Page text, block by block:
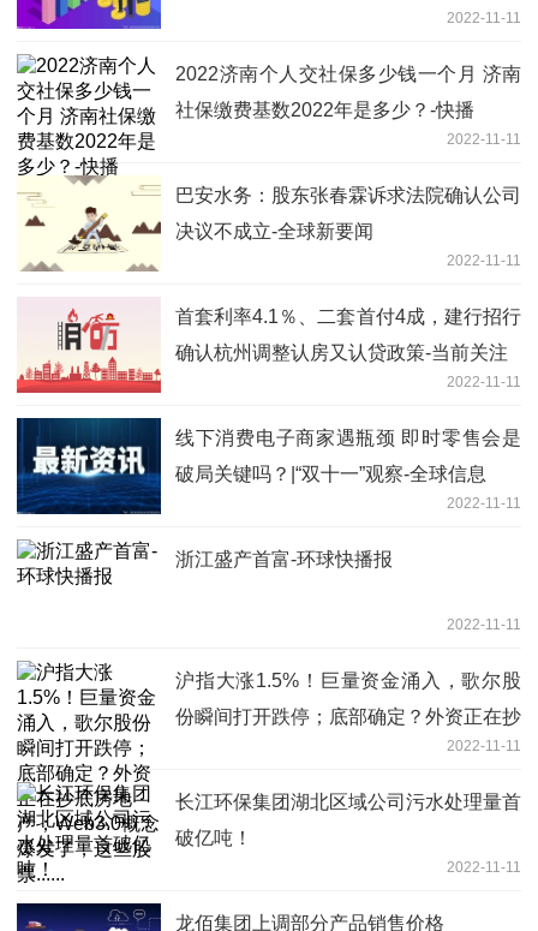
2022-11-11
2022济南个人交社保多少钱一个月 济南
社保缴费基数2022年是多少？-快播
2022-11-11
巴安水务：股东张春霖诉求法院确认公司
决议不成立-全球新要闻
2022-11-11
首套利率4.1％、二套首付4成，建行招行
确认杭州调整认房又认贷政策-当前关注
2022-11-11
线下消费电子商家遇瓶颈 即时零售会是
破局关键吗？|“双十一”观察-全球信息
2022-11-11
浙江盛产首富-环球快播报
2022-11-11
沪指大涨1.5%！巨量资金涌入，歌尔股
份瞬间打开跌停；底部确定？外资正在抄
底房地产；Web3.0概念爆发了，这些股
票......
2022-11-11
长江环保集团湖北区域公司污水处理量首
破亿吨！
2022-11-11
龙佰集团上调部分产品销售价格